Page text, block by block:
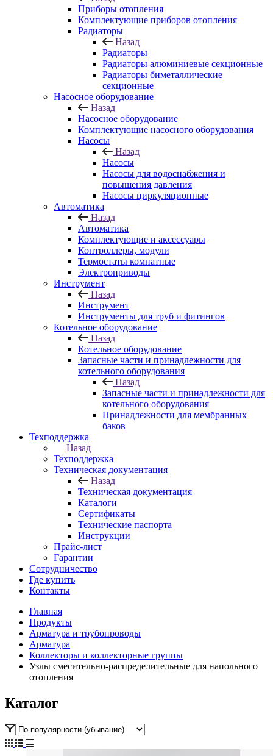
Приборы отопления
Комплектующие приборов отопления
Радиаторы
Назад
Радиаторы
Радиаторы алюминиевые секционные
Радиаторы биметаллические
секционные
Насосное оборудование
Назад
Насосное оборудование
Комплектующие насосного оборудования
Насосы
Назад
Насосы
Насосы для водоснабжения и
повышения давления
Насосы циркуляционные
Автоматика
Назад
Автоматика
Комплектующие и аксессуары
Контроллеры, модули
Термостаты комнатные
Электроприводы
Инструмент
Назад
Инструмент
Инструменты для труб и фитингов
Котельное оборудование
Назад
Котельное оборудование
Запасные части и принадлежности для
котельного оборудования
Назад
Запасные части и принадлежности для
котельного оборудования
Принадлежности для мембранных
баков
Техподдержка
Назад
Техподдержка
Техническая документация
Назад
Техническая документация
Каталоги
Сертификаты
Технические паспорта
Инструкции
Прайс-лист
Гарантии
Сотрудничество
Где купить
Контакты
Главная
Продукты
Арматура и трубопроводы
Арматура
Коллекторы и коллекторные группы
Узлы смесительно-распределительные для напольного
отопления
Каталог